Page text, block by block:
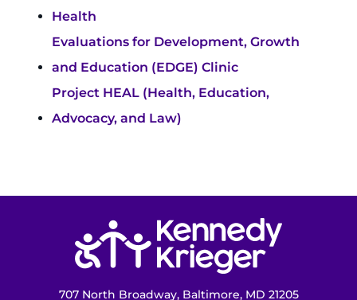
Referir a un paciente
Health
Evaluations for Development, Growth
and Education (EDGE) Clinic
Project HEAL (Health, Education,
Advocacy, and Law)
707 North Broadway, Baltimore, MD 21205